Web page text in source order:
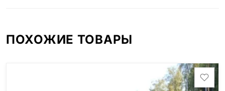
ПОХОЖИЕ ТОВАРЫ